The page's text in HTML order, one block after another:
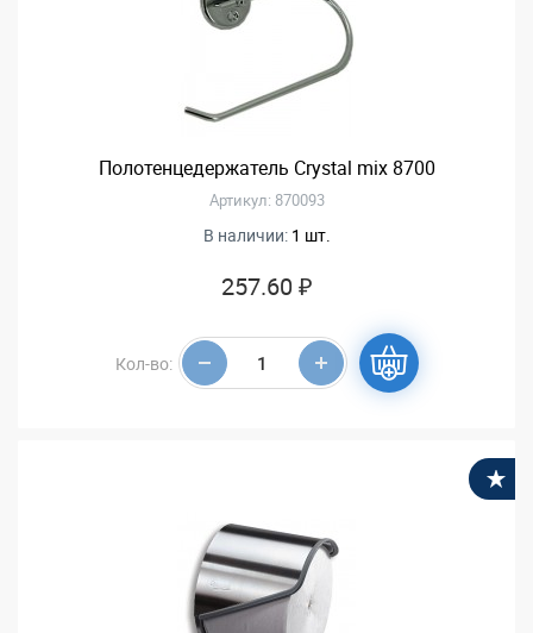
Полотенцедержатель Crystal mix 8700
Артикул: 870093
В наличии: 1 шт.
257.60 ₽
Кол-во: